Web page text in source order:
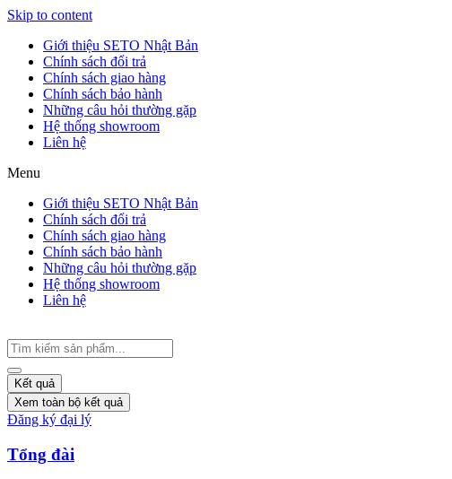
Skip to content
Giới thiệu SETO Nhật Bản
Chính sách đổi trả
Chính sách giao hàng
Chính sách bảo hành
Những câu hỏi thường gặp
Hệ thống showroom
Liên hệ
Menu
Giới thiệu SETO Nhật Bản
Chính sách đổi trả
Chính sách giao hàng
Chính sách bảo hành
Những câu hỏi thường gặp
Hệ thống showroom
Liên hệ
Kết quả
Xem toàn bộ kết quả
Đăng ký đại lý
Tổng đài